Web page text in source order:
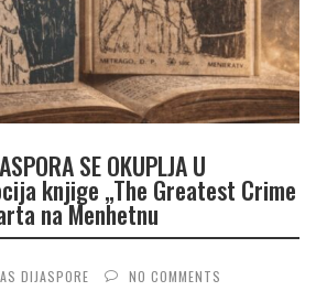
SE OKUPLJA U
knjige „The Greatest Crime
na Menhetnu
DIJASPORE NO COMMENTS